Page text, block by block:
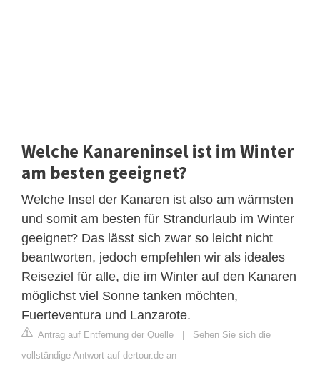
Welche Kanareninsel ist im Winter
am besten geeignet?
Welche Insel der Kanaren ist also am wärmsten
und somit am besten für Strandurlaub im Winter
geeignet? Das lässt sich zwar so leicht nicht
beantworten, jedoch empfehlen wir als ideales
Reiseziel für alle, die im Winter auf den Kanaren
möglichst viel Sonne tanken möchten,
Fuerteventura und Lanzarote.
Antrag auf Entfernung der Quelle
Sehen Sie sich die
vollständige Antwort auf dertour.de an